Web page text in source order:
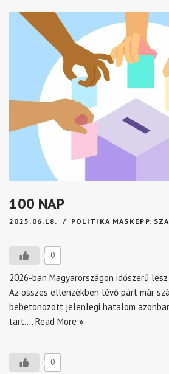
100 NAP
2025.06.18. POLITIKA MÁSKÉPP,
0
2026-ban Magyarországon időszerű
Az összes ellenzékben lévő párt már
bebetonozott jelenlegi hatalom
tart.… Read More »
0